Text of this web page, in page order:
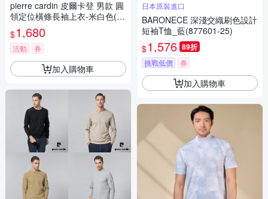
pierre cardin 皮爾卡登 男款 圓
領定位橫條長袖上衣-米白色(52
45211-91)
$1,680
活動 券
加入購物車
日本原裝進口
BARONECE 深淺交織刷色設計
短袖T恤_藍(877601-25)
$1,576 89折
挑戰低價 券
加入購物車